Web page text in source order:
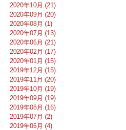
2020年10月 (21)
2020年09月 (20)
2020年08月 (1)
2020年07月 (13)
2020年06月 (21)
2020年02月 (17)
2020年01月 (15)
2019年12月 (15)
2019年11月 (20)
2019年10月 (19)
2019年09月 (19)
2019年08月 (16)
2019年07月 (2)
2019年06月 (4)